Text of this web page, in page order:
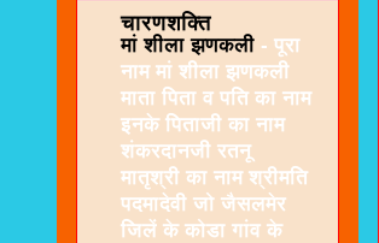
चारणशक्ति
मां शीला झणकली - पूरा
नाम मां शीला झणकली
माता पिता व पति का नाम
इनके पिताजी का नाम
शंकरदानजी रतनू
मातृश्री का नाम श्रीमति
पदमादेवी जो जैसलमेर
जिलें के कोडा गांव के